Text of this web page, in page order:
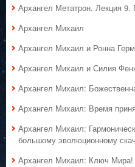
Архангел Метатрон. Лекция 9.
Архангел Михаил
Архангел Михаил и Ронна
Архангел Михаил и Силия
Архангел Михаил:
Архангел Михаил: Время
Архангел Михаил:
большому эволюционному
Архангел Михаил: Ключ Мира!